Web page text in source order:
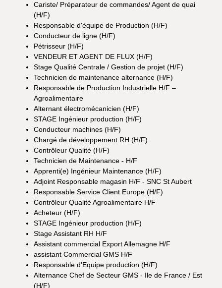
Cariste/ Préparateur de commandes/ Agent de quai
(H/F)
Responsable d'équipe de Production (H/F)
Conducteur de ligne (H/F)
Pétrisseur (H/F)
VENDEUR ET AGENT DE FLUX (H/F)
Stage Qualité Centrale / Gestion de projet (H/F)
Technicien de maintenance alternance (H/F)
Responsable de Production Industrielle H/F –
Agroalimentaire
Alternant électromécanicien (H/F)
STAGE Ingénieur production (H/F)
Conducteur machines (H/F)
Chargé de développement RH (H/F)
Contrôleur Qualité (H/F)
Technicien de Maintenance - H/F
Apprenti(e) Ingénieur Maintenance (H/F)
Adjoint Responsable magasin H/F - SNC St Aubert
Responsable Service Client Europe (H/F)
Contrôleur Qualité Agroalimentaire H/F
Acheteur (H/F)
STAGE Ingénieur production (H/F)
Stage Assistant RH H/F
Assistant commercial Export Allemagne H/F
assistant Commercial GMS H/F
Responsable d'Equipe production (H/F)
Alternance Chef de Secteur GMS - Ile de France / Est
(H/F)